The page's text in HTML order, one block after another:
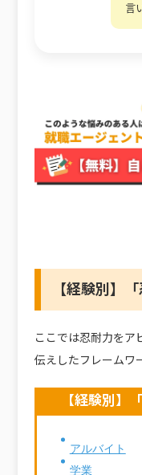
言
【経験別】
ここでは忍耐力をア
伝えしたフレームワ
【経験別】
アルバイト
学業